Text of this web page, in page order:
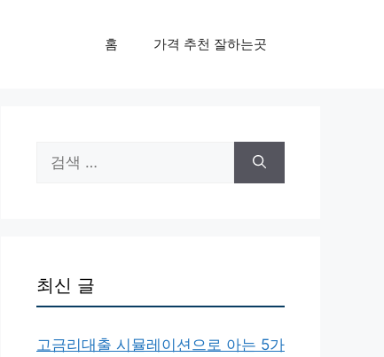
홈 가격 추천 잘하는곳
색:
최신 글
고금리대출 시뮬레이션으로 아는 5가